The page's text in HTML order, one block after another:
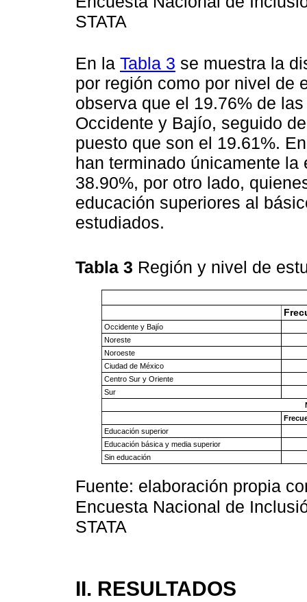
STATA
En la Tabla 3 se muestra la
por región como por nivel de
observa que el 19.76% de
Occidente y Bajío, seguido
puesto que son el 19.61%.
han terminado únicamente
38.90%, por otro lado,
educación superiores al
estudiados.
Tabla 3 Región y nivel de
Occidente y Bajío
Noreste
Noroeste
Ciudad de México
Centro Sur y Oriente
Sur
Educación superior
Educación básica y media superior
Sin educación
Fuente: elaboración propia
Encuesta Nacional de
STATA
II. RESULTADOS